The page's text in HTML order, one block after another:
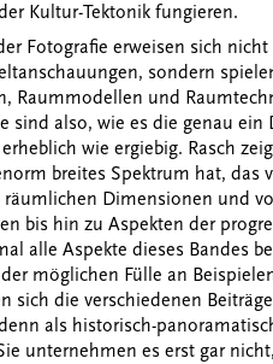
Kultur-Tektonik fungieren.
Fotografie erweisen sich
sondern
Raummodellen und
sind also, wie es die genau
wie ergiebig. Rasch
breites Spektrum hat, das
räumlichen Dimensionen und
bis hin zu Aspekten der
alle Aspekte dieses Bandes
möglichen Fülle an
sich die verschiedenen
als historisch-
unternehmen es erst gar